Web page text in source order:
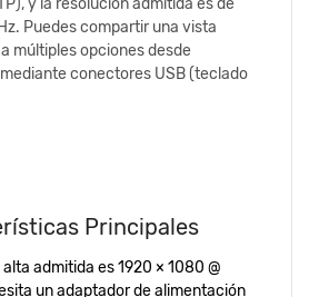
y la resolución admitida es de
Puedes compartir una vista
múltiples opciones desde
conectores USB (teclado
Principales
admitida es 1920 × 1080 @
un adaptador de alimentación